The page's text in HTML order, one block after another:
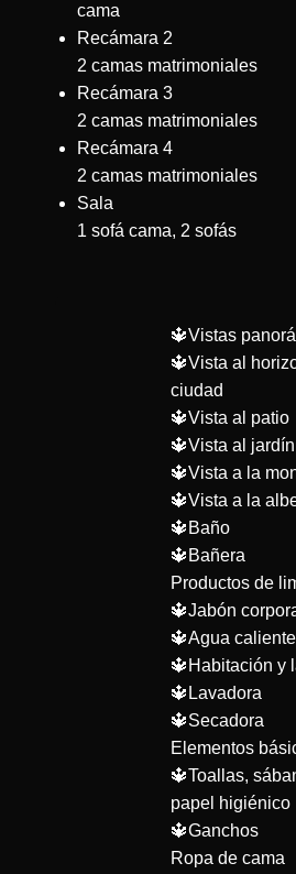
cama
Recámara 2
2 camas matrimoniales
Recámara 3
2 camas matrimoniales
Recámara 4
2 camas matrimoniales
Sala
1 sofá cama, 2 sofás
🔱Vistas
🔱Vista al
ciudad
🔱Vista al patio
🔱Vista al jardín
🔱Vista a la
🔱Vista a la
🔱Baño
🔱Bañera
Productos de
🔱Jabón
🔱Agua caliente
🔱Habitación y
🔱Lavadora
🔱Secadora
Elementos
🔱Toallas,
papel higiénico
🔱Ganchos
Ropa de cama